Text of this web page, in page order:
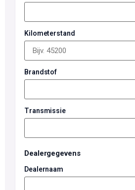
Kilometerstand
Brandstof
Transmissie
Dealergegevens
Dealernaam